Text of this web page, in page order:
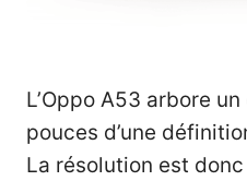
L’Oppo A53 arbore
pouces d’une
La résolution est